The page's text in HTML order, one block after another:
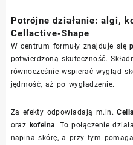
Potrójne działanie: algi,
Cellactive-Shape
W centrum formuły znajduje się
potwierdzoną skuteczność.
równocześnie wspierać wygląd
jędrność, aż po wygładzenie.
Za efekty odpowiadają m.in.
oraz kofeina. To połączenie
napina skórę, a przy tym